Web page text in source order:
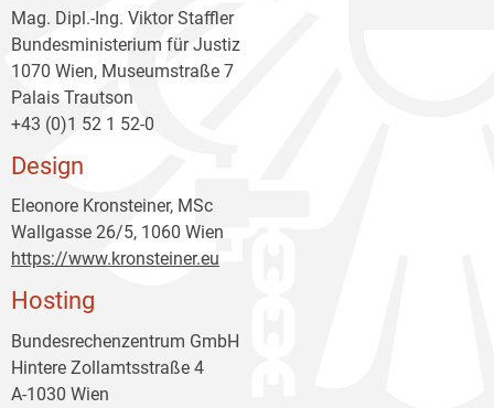
Mag. Dipl.-Ing. Viktor Staffler
Bundesministerium für Justiz
1070 Wien, Museumstraße 7
Palais Trautson
+43 (0)1 52 1 52-0
Design
Eleonore Kronsteiner, MSc
Wallgasse 26/5, 1060 Wien
https://www.kronsteiner.eu
Hosting
Bundesrechenzentrum GmbH
Hintere Zollamtsstraße 4
A-1030 Wien